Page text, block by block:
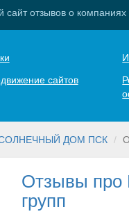
сайт отзывов о компаниях
сайтов
СОЛНЕЧНЫЙ ДОМ ПСК
Отзывы
групп